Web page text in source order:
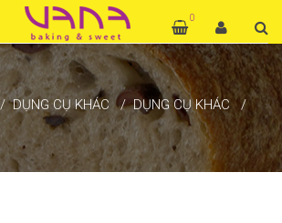
0
DỤNG CỤ KHÁC
DỤNG CỤ KHÁC